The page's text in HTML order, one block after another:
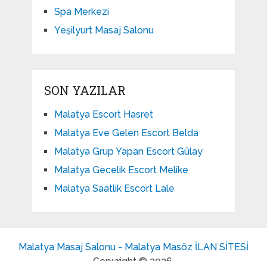
Spa Merkezi
Yeşilyurt Masaj Salonu
SON YAZILAR
Malatya Escort Hasret
Malatya Eve Gelen Escort Belda
Malatya Grup Yapan Escort Gülay
Malatya Gecelik Escort Melike
Malatya Saatlik Escort Lale
Malatya Masaj Salonu - Malatya Masöz İLAN SİTESİ